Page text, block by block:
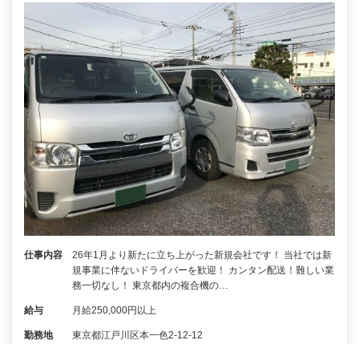
仕事内容
26年1月より新たに立ち上がった新規会社です！ 当社では新
規事業に伴ないドライバーを歓迎！ カンタン配送！難しい業
務一切なし！ 東京都内の複合機の…
給与 月給250,000円以上
勤務地 東京都江戸川区本一色2-12-12